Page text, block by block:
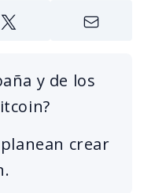
y de los
crear